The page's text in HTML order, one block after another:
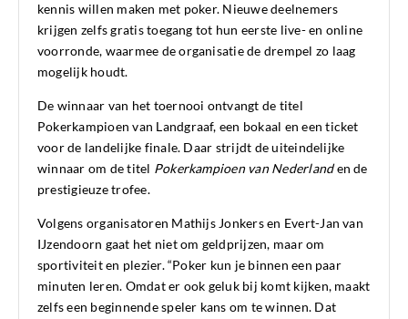
kennis willen maken met poker. Nieuwe deelnemers
krijgen zelfs gratis toegang tot hun eerste live- en online
voorronde, waarmee de organisatie de drempel zo laag
mogelijk houdt.
De winnaar van het toernooi ontvangt de titel
Pokerkampioen van Landgraaf, een bokaal en een ticket
voor de landelijke finale. Daar strijdt de uiteindelijke
winnaar om de titel Pokerkampioen van Nederlanden de
prestigieuze trofee.
Volgens organisatoren Mathijs Jonkers en Evert-Jan van
IJzendoorn gaat het niet om geldprijzen, maar om
sportiviteit en plezier. “Poker kun je binnen een paar
minuten leren. Omdat er ook geluk bij komt kijken, maakt
zelfs een beginnende speler kans om te winnen. Dat